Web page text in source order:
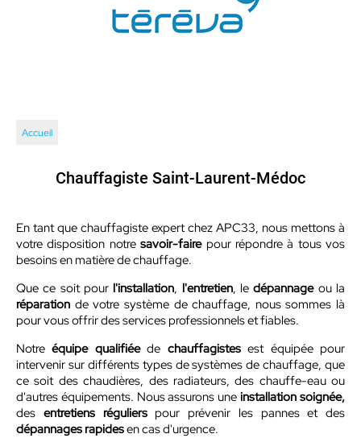
Accueil
Chauffagiste Saint-Laurent-Médoc
En tant que chauffagiste expert chez APC33, nous mettons à
votre disposition notresavoir-fairepour répondre à tous vos
besoins en matière de chauffage.
Que ce soit pour l'installation, l'entretien, ledépannageou la
réparation de votre système de chauffage, nous sommes là
pour vous offrir des services professionnels et fiables.
Notreéquipe qualifiéede chauffagistesest équipée pour
intervenir sur différents types de systèmes de chauffage, que
ce soit des chaudières, des radiateurs, des chauffe-eau ou
d'autres équipements. Nous assurons uneinstallation soignée,
des entretiens régulierspour prévenir les pannes et des
dépannages rapidesen cas d'urgence.